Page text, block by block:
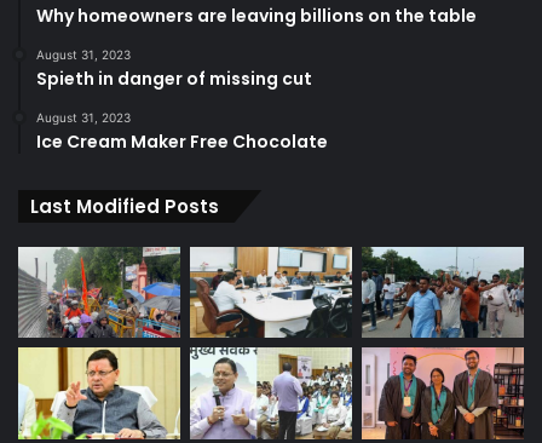
Why homeowners are leaving billions on the table
August 31, 2023
Spieth in danger of missing cut
August 31, 2023
Ice Cream Maker Free Chocolate
Last Modified Posts